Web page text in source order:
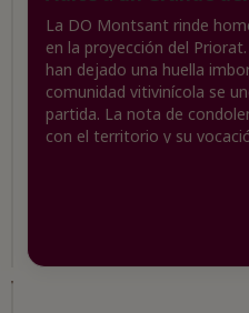
un
Gigante
del
Vino
Catalán
La
se
La DO Montsant rinde
en la proyección del
han dejado una huella
comunidad vitivinícola se
partida. La nota de
con el territorio y su